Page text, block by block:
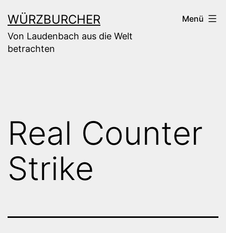
Inhalt
springen
WÜRZBURCHER
Von Laudenbach aus die Welt
betrachten
Menü
Real Counter
Strike